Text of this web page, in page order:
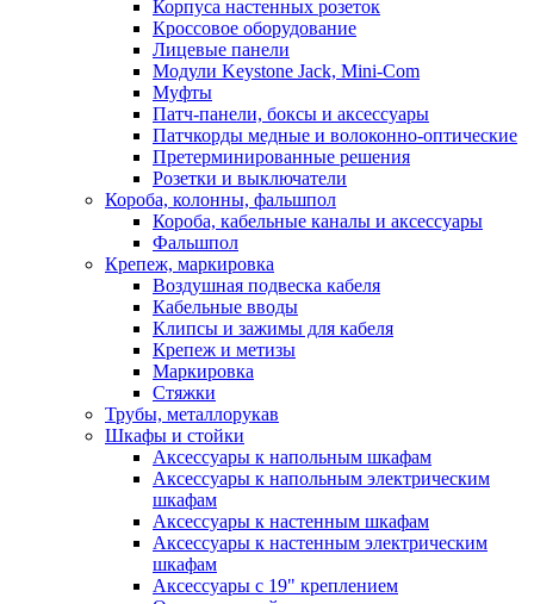
Корпуса настенных розеток
Кроссовое оборудование
Лицевые панели
Модули Keystone Jack, Mini-Com
Муфты
Патч-панели, боксы и аксессуары
Патчкорды медные и волоконно-оптические
Претерминированные решения
Розетки и выключатели
Короба, колонны, фальшпол
Короба, кабельные каналы и аксессуары
Фальшпол
Крепеж, маркировка
Воздушная подвеска кабеля
Кабельные вводы
Клипсы и зажимы для кабеля
Крепеж и метизы
Маркировка
Стяжки
Трубы, металлорукав
Шкафы и стойки
Аксессуары к напольным шкафам
Аксессуары к напольным электрическим
шкафам
Аксессуары к настенным шкафам
Аксессуары к настенным электрическим
шкафам
Аксессуары с 19" креплением